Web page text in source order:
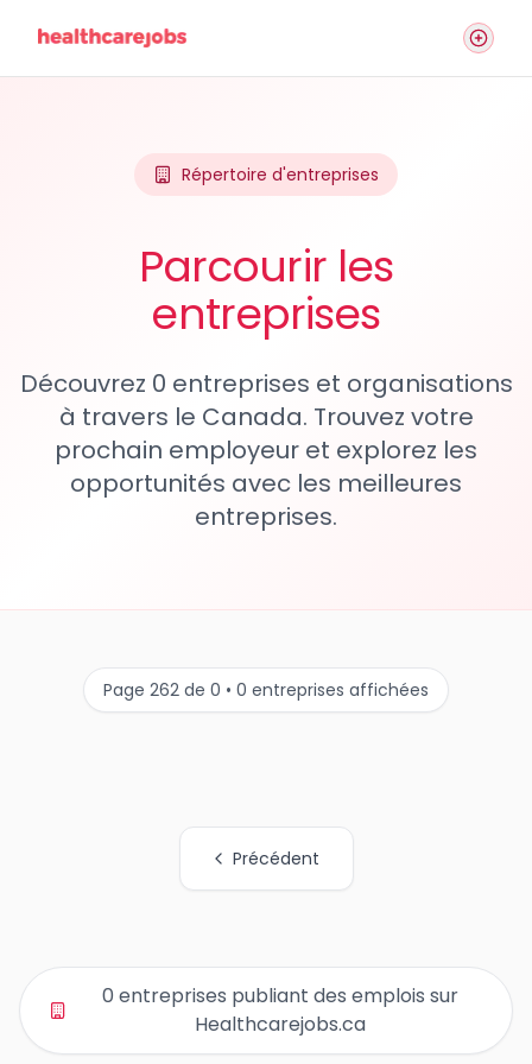
Répertoire d'entreprises
Parcourir les
entreprises
Découvrez 0 entreprises et organisations
à travers le Canada. Trouvez votre
prochain employeur et explorez les
opportunités avec les meilleures
entreprises.
Page 262 de 0 • 0 entreprises affichées
Précédent
0 entreprises publiant des emplois sur
Healthcarejobs.ca